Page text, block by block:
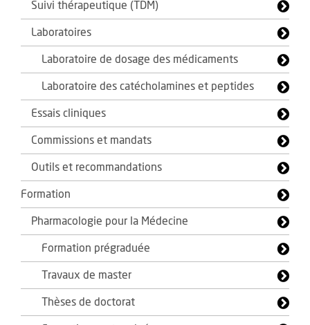
Suivi thérapeutique (TDM)
Laboratoires
Laboratoire de dosage des médicaments
Laboratoire des catécholamines et peptides
Essais cliniques
Commissions et mandats
Outils et recommandations
Formation
Pharmacologie pour la Médecine
Formation prégraduée
Travaux de master
Thèses de doctorat